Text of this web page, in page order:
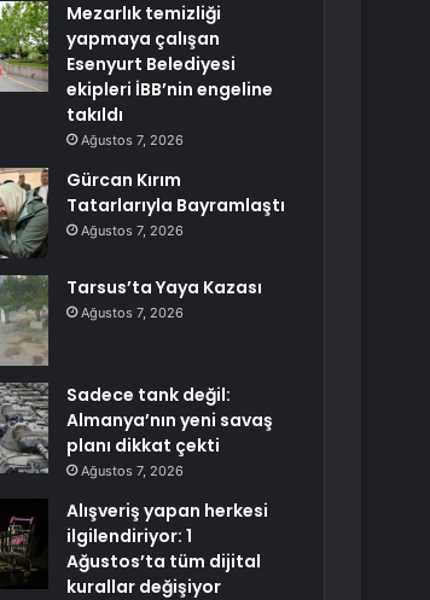
Mezarlık temizliği
yapmaya çalışan
Esenyurt Belediyesi
ekipleri İBB’nin engeline
takıldı
Ağustos 7, 2026
Gürcan Kırım
Tatarlarıyla Bayramlaştı
Ağustos 7, 2026
Tarsus’ta Yaya Kazası
Ağustos 7, 2026
Sadece tank değil:
Almanya’nın yeni savaş
planı dikkat çekti
Ağustos 7, 2026
Alışveriş yapan herkesi
ilgilendiriyor: 1
Ağustos’ta tüm dijital
kurallar değişiyor